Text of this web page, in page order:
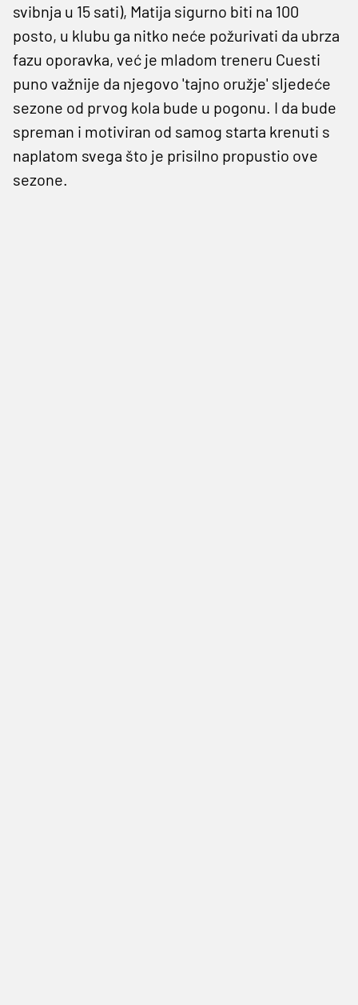
svibnja u 15 sati), Matija sigurno biti na 100
posto, u klubu ga nitko neće požurivati da ubrza
fazu oporavka, već je mladom treneru Cuesti
puno važnije da njegovo 'tajno oružje' sljedeće
sezone od prvog kola bude u pogonu. I da bude
spreman i motiviran od samog starta krenuti s
naplatom svega što je prisilno propustio ove
sezone.